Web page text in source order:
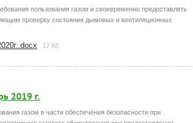
пользования газом и своевременно предоставлять
проверку состояния дымовых и вентиляционных
17 Кб
2019 г.
газом в части обеспечения безопасности при